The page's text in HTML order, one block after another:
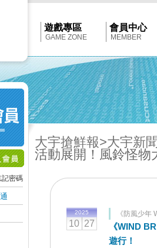
Softstar
遊戲專區
GAME ZONE
會員中心
MEMBER
記密碼
大宇搶鮮報>大宇新
活動展開！風鈴怪物
2025
10 27
《防風少年
《WIND
遊行！